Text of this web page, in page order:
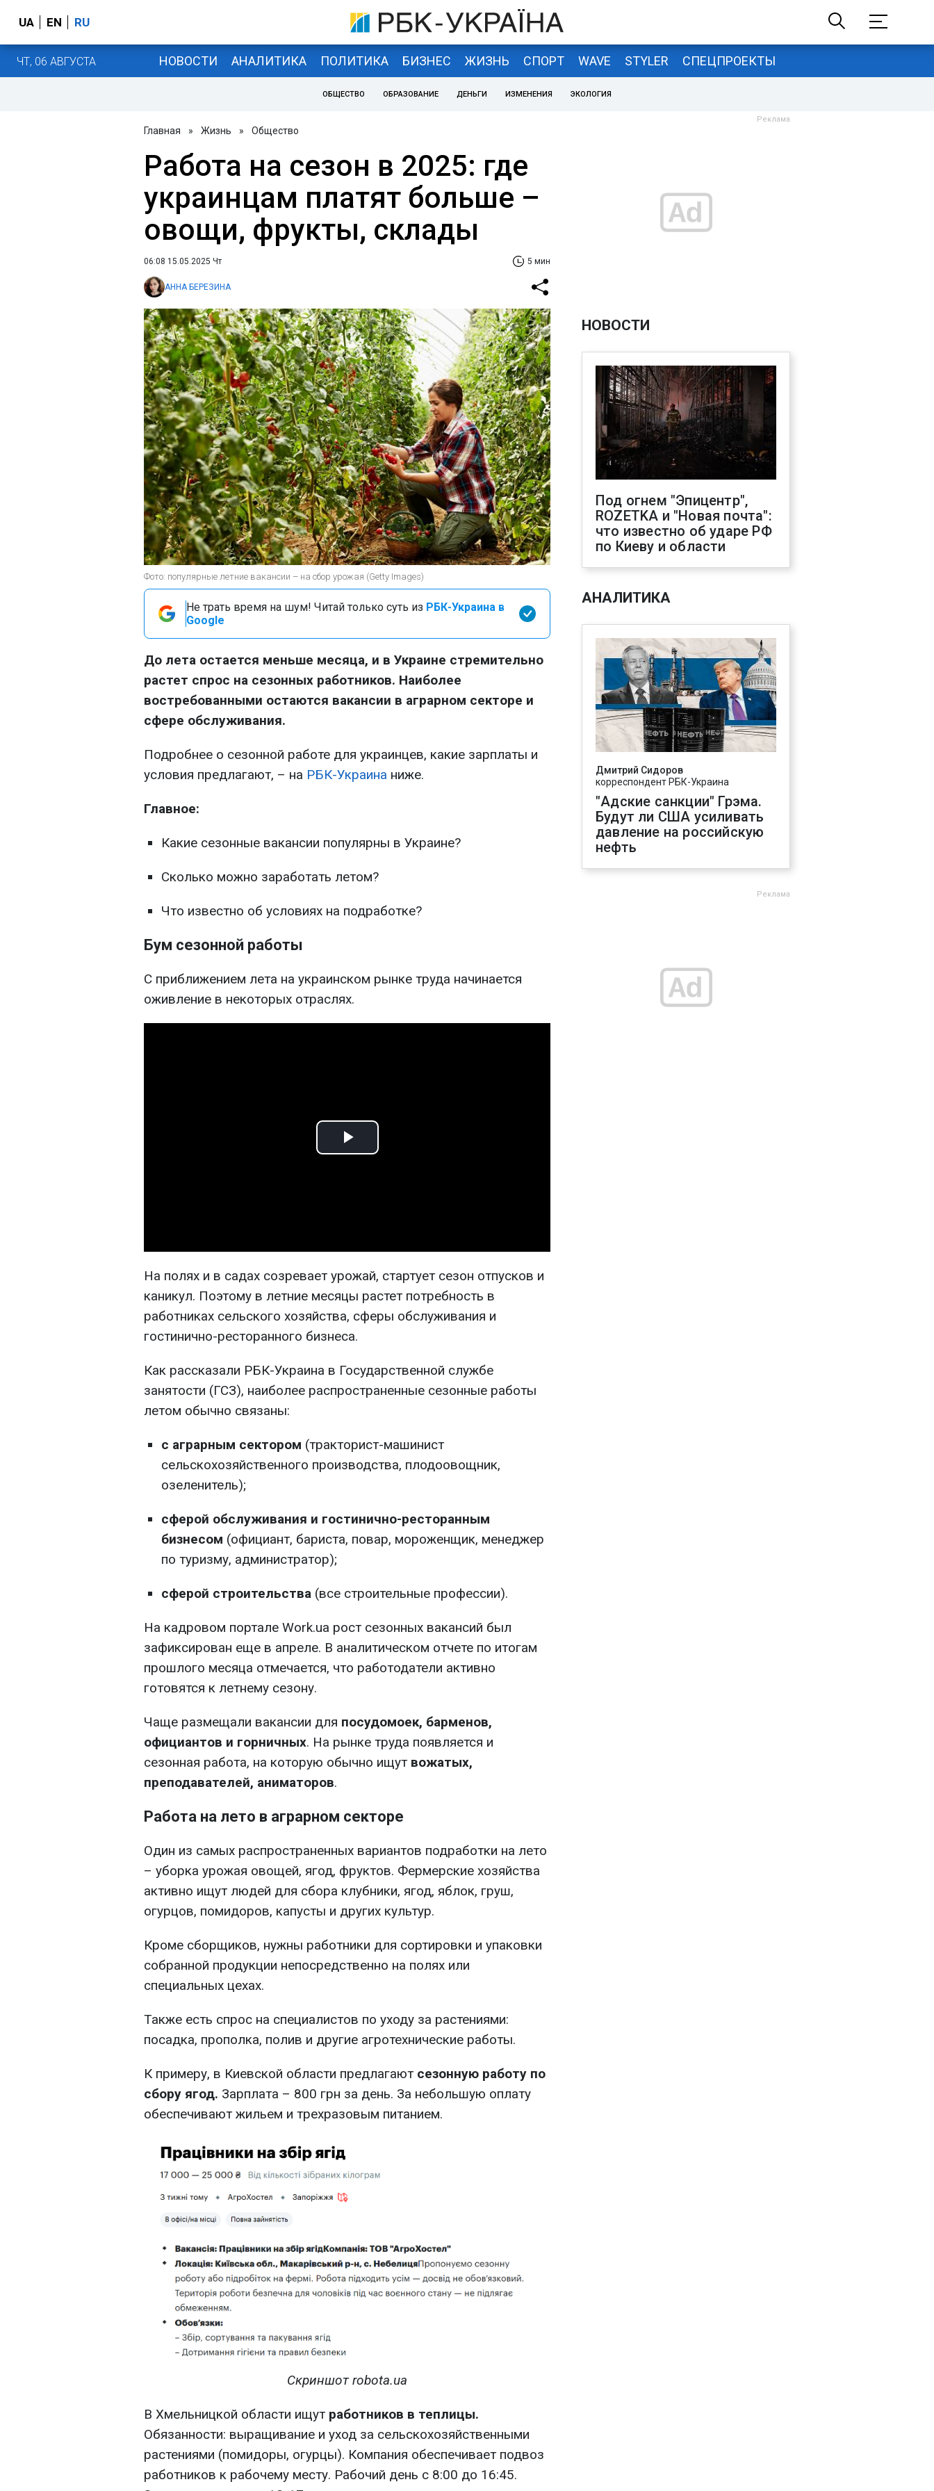
UA EN RU
ЧТ, 06 АВГУСТА НОВОСТИ АНАЛИТИКА ПОЛИТИКА БИЗНЕС ЖИЗНЬ СПОРТ WAVE STYLER СПЕЦПРОЕКТЫ
ОБЩЕСТВО ОБРАЗОВАНИЕ ДЕНЬГИ ИЗМЕНЕНИЯ ЭКОЛОГИЯ
Главная » Жизнь » Общество
Работа на сезон в 2025: где
украинцам платят больше –
овощи, фрукты, склады
06:08 15.05.2025 Чт 5 мин
АННА БЕРЕЗИНА
Фото: популярные летние вакансии – на сбор урожая (Getty Images)
Не трать время на шум! Читай только суть из РБК-Украина в
Google
До лета остается меньше месяца, и в Украине стремительно
растет спрос на сезонных работников. Наиболее
востребованными остаются вакансии в аграрном секторе и
сфере обслуживания.
Подробнее о сезонной работе для украинцев, какие зарплаты и
условия предлагают, – на РБК-Украина ниже.
Главное:
Какие сезонные вакансии популярны в Украине?
Сколько можно заработать летом?
Что известно об условиях на подработке?
Бум сезонной работы
С приближением лета на украинском рынке труда начинается
оживление в некоторых отраслях.
Play
На полях и в садах созревает урожай, стартует сезон отпусков и
каникул. Поэтому в летние месяцы растет потребность в
работниках сельского хозяйства, сферы обслуживания и
гостинично-ресторанного бизнеса.
Как рассказали РБК-Украина в Государственной службе
занятости (ГСЗ), наиболее распространенные сезонные работы
летом обычно связаны:
с аграрным сектором (тракторист-машинист
сельскохозяйственного производства, плодоовощник,
озеленитель);
сферой обслуживания и гостинично-ресторанным
бизнесом (официант, бариста, повар, мороженщик, менеджер
по туризму, администратор);
сферой строительства (все строительные профессии).
На кадровом портале Work.ua рост сезонных вакансий был
зафиксирован еще в апреле. В аналитическом отчете по итогам
прошлого месяца отмечается, что работодатели активно
готовятся к летнему сезону.
Чаще размещали вакансии для посудомоек, барменов,
официантов и горничных. На рынке труда появляется и
сезонная работа, на которую обычно ищут вожатых,
преподавателей, аниматоров.
Работа на лето в аграрном секторе
Один из самых распространенных вариантов подработки на лето
– уборка урожая овощей, ягод, фруктов. Фермерские хозяйства
активно ищут людей для сбора клубники, ягод, яблок, груш,
огурцов, помидоров, капусты и других культур.
Кроме сборщиков, нужны работники для сортировки и упаковки
собранной продукции непосредственно на полях или
специальных цехах.
Также есть спрос на специалистов по уходу за растениями:
посадка, прополка, полив и другие агротехнические работы.
К примеру, в Киевской области предлагают сезонную работу по
сбору ягод. Зарплата – 800 грн за день. За небольшую оплату
обеспечивают жильем и трехразовым питанием.
Скриншот robota.ua
В Хмельницкой области ищут работников в теплицы.
Обязанности: выращивание и уход за сельскохозяйственными
растениями (помидоры, огурцы). Компания обеспечивает подвоз
работников к рабочему месту. Рабочий день с 8:00 до 16:45.
НОВОСТИ
Под огнем "Эпицентр",
ROZETKA и "Новая почта":
что известно об ударе РФ
по Киеву и области
АНАЛИТИКА
Дмитрий Сидоров
корреспондент РБК-Украина
"Адские санкции" Грэма.
Будут ли США усиливать
давление на российскую
нефть